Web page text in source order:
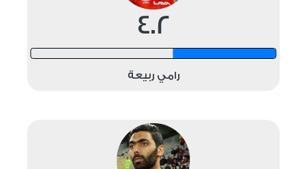
4.2
12 shots
رامي ربيعة